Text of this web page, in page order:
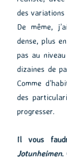
des
De même,
dense, plus
pas au
dizaines de
Comme
des
progresser.
Il vous
Jotunheimen.